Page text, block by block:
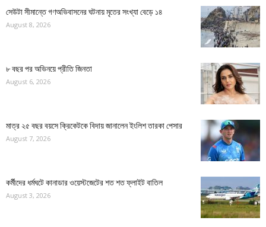
সেউটা সীমান্তে গণঅভিবাসনের ঘটনায় মৃতের সংখ্যা বেড়ে ১৪
August 8, 2026
৮ বছর পর অভিনয়ে প্রীতি জিনতা
August 6, 2026
মাত্র ২৫ বছর বয়সে ক্রিকেটকে বিদায় জানালেন ইংলিশ তারকা পেসার
August 7, 2026
কর্মীদের ধর্মঘটে কানাডার ওয়েস্টজেটের শত শত ফ্লাইট বাতিল
August 3, 2026